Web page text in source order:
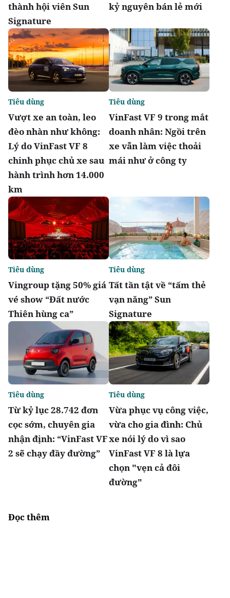
thành hội viên Sun
Signature
kỷ nguyên bán lẻ mới
Vượt xe an toàn, leo
đèo nhàn như không:
Lý do VinFast VF 8
chinh phục chủ xe sau
hành trình hơn 14.000
km
Tiêu dùng
VinFast VF 9 trong mắt
doanh nhân: Ngồi trên
xe vẫn làm việc thoải
mái như ở công ty
Tiêu dùng
Vingroup tặng 50% giá
vé show “Đất nước
Thiên hùng ca”
Tiêu dùng
Tất tần tật về “tấm thẻ
vạn năng” Sun
Signature
Tiêu dùng
Từ kỷ lục 28.742 đơn
cọc sớm, chuyên gia
nhận định: “VinFast VF
2 sẽ chạy đầy đường”
Tiêu dùng
Vừa phục vụ công việc,
vừa cho gia đình: Chủ
xe nói lý do vì sao
VinFast VF 8 là lựa
chọn "vẹn cả đôi
đường"
Tiêu dùng
Đọc thêm